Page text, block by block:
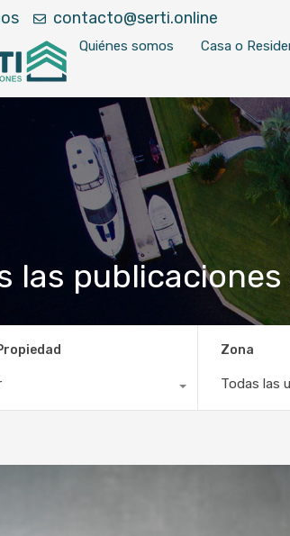
contacto@serti.online
Quiénes somos Casa o
las
Zona
Todas las